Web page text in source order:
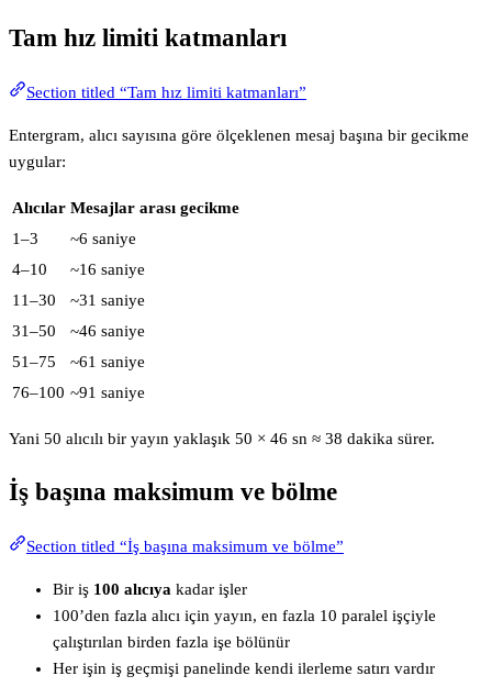
Tam hız limiti katmanları
Section titled “Tam hız limiti katmanları”
Entergram, alıcı sayısına göre ölçeklenen mesaj başına bir gecikme
uygular:
Alıcılar Mesajlar arası gecikme
1–3
~6 saniye
4–10
~16 saniye
11–30
~31 saniye
31–50
~46 saniye
51–75
~61 saniye
76–100 ~91 saniye
Yani 50 alıcılı bir yayın yaklaşık 50 × 46 sn ≈ 38 dakika sürer.
İş başına maksimum ve bölme
Section titled “İş başına maksimum ve bölme”
Bir iş 100 alıcıya kadar işler
100’den fazla alıcı için yayın, en fazla 10 paralel işçiyle
çalıştırılan birden fazla işe bölünür
Her işin iş geçmişi panelinde kendi ilerleme satırı vardır